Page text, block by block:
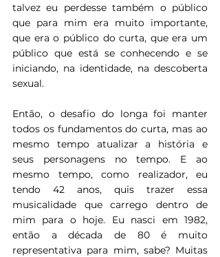
talvez eu perdesse também o público
que para mim era muito importante,
que era o público do curta, que era um
público que está se conhecendo e se
iniciando, na identidade, na descoberta
sexual.
Então, o desafio do longa foi manter
todos os fundamentos do curta, mas ao
mesmo tempo atualizar a história e
seus personagens no tempo. E ao
mesmo tempo, como realizador, eu
tendo 42 anos, quis trazer essa
musicalidade que carrego dentro de
mim para o hoje. Eu nasci em 1982,
então a década de 80 é muito
representativa para mim, sabe? Muitas